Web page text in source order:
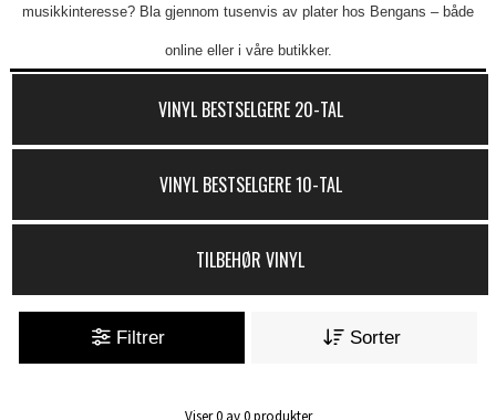
musikkinteresse? Bla gjennom tusenvis av plater hos Bengans – både
online eller i våre butikker.
VINYL BESTSELGERE 20-TAL
VINYL BESTSELGERE 10-TAL
TILBEHØR VINYL
Filtrer Sorter
Viser0av0produkter